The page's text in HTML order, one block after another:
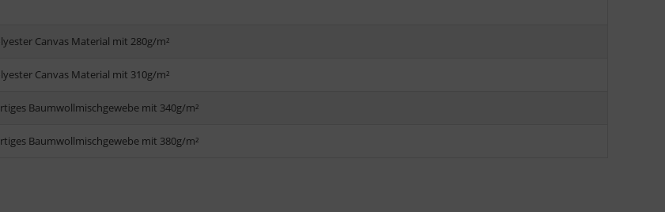
Canvas Material mit 280g/m²
Canvas Material mit 310g/m²
Baumwollmischgewebe mit 340g/m²
Baumwollmischgewebe mit 380g/m²